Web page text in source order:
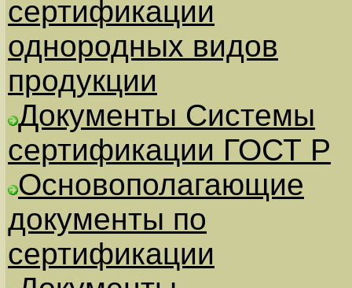
сертификации
однородных видов
продукции
Документы Системы
сертификации ГОСТ Р
Основополагающие
документы по
сертификации